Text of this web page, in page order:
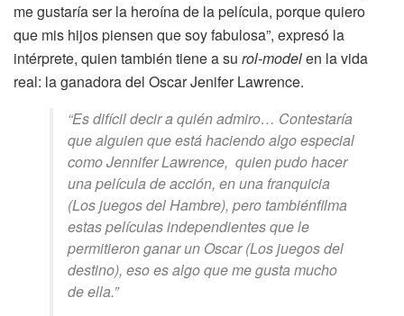
me gustaría ser la heroína de la película, porque quiero
que mis hijos piensen que soy fabulosa”, expresó la
intérprete, quien también tiene a su rol-modelen la vida
real: la ganadora del Oscar Jenifer Lawrence.
“Es difícil decir a quién admiro… Contestaría
que alguien que está haciendo algo especial
como Jennifer Lawrence, quien pudo hacer
una película de acción, en una franquicia
(Los juegos del Hambre), pero tambiénfilma
estas películas independientes que le
permitieron ganar un Oscar (Los juegos del
destino), eso es algo que me gusta mucho
de ella.”